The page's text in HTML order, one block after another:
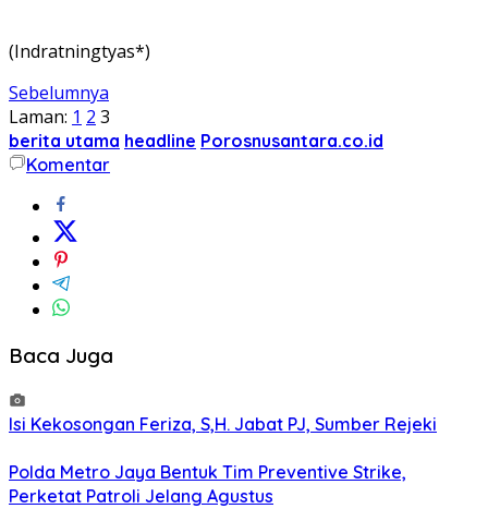
(Indratningtyas*)
Sebelumnya
Laman: 1 2 3
berita utama headline Porosnusantara.co.id
Komentar
Baca Juga
Isi Kekosongan Feriza, S,H. Jabat PJ, Sumber Rejeki
Polda Metro Jaya Bentuk Tim Preventive Strike,
Perketat Patroli Jelang Agustus